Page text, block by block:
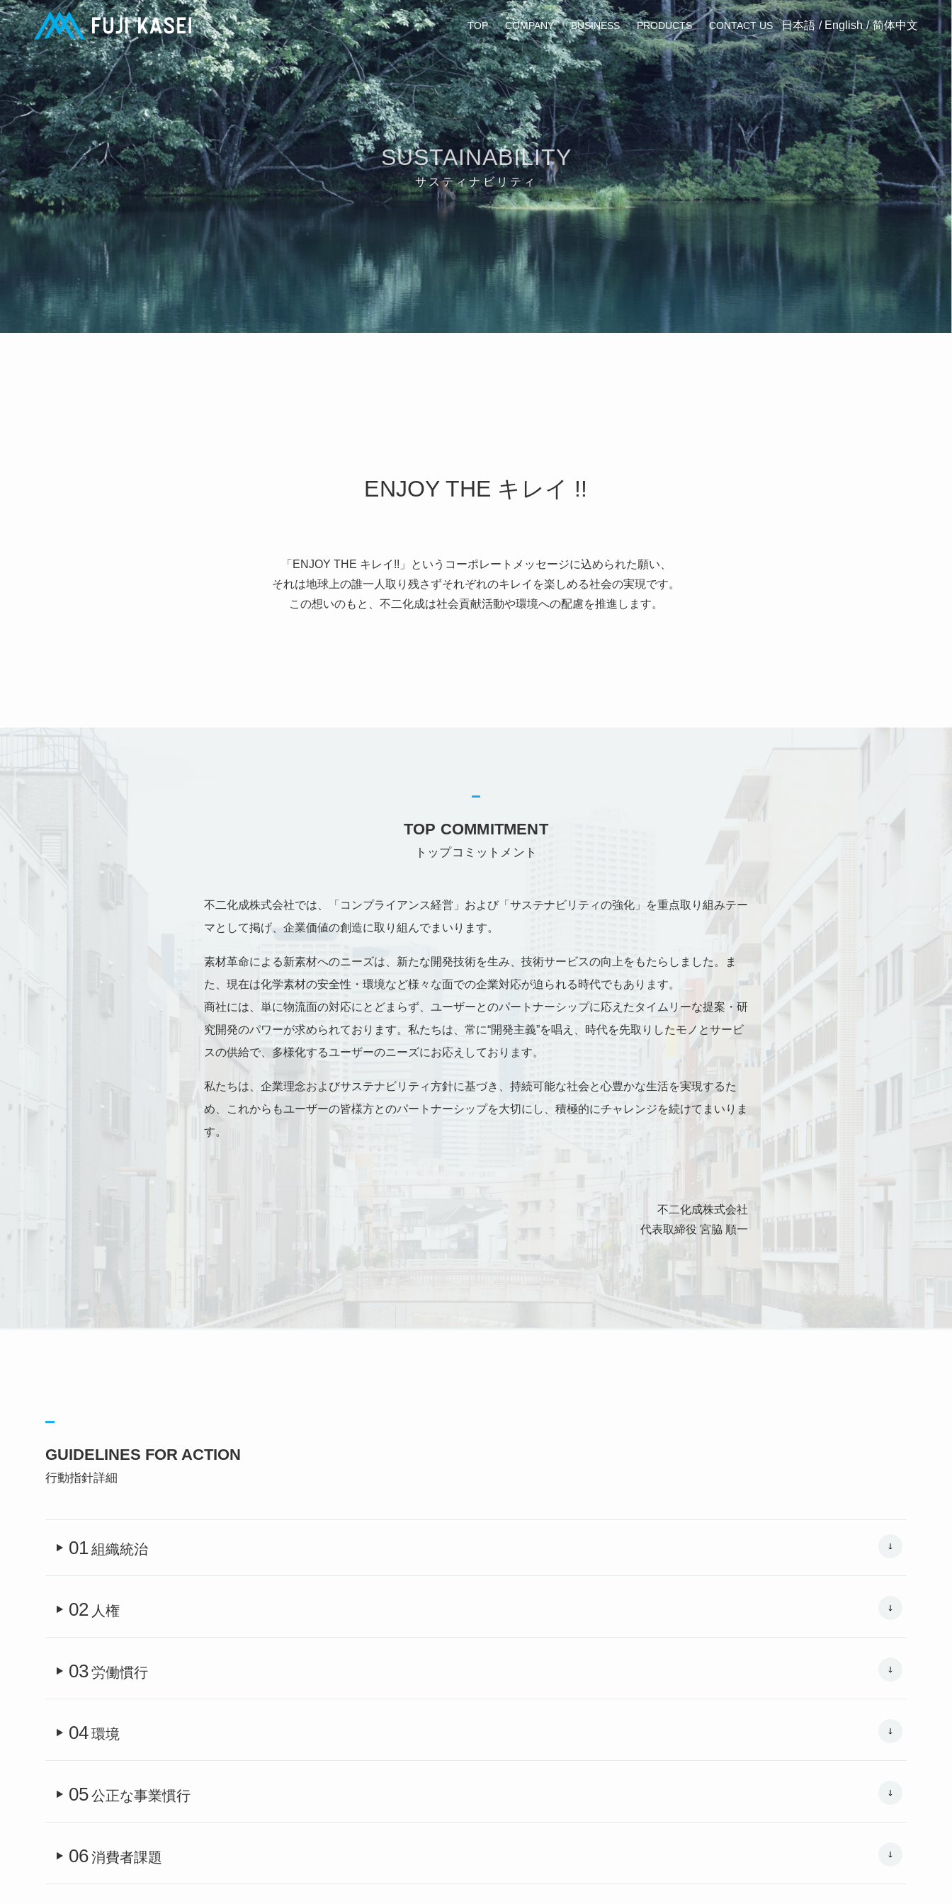
TOP COMPANY BUSINESS PRODUCTS CONTACT US English
日本語 简体中文
サスティナビリティ
SUSTAINABILITY
ENJOY THE キレイ !!
「ENJOY THE キレイ!!」というコーポレートメッセージに込められた願い、
それは地球上の誰一人取り残さずそれぞれのキレイを楽しめる社会の実現です。
この想いのもと、不二化成は社会貢献活動や環境への配慮を推進します。
TOP COMMITMENT
トップコミットメント
不二化成株式会社では、「コンプライアンス経営」および「サステナビリティの強化」を重点取り組みテー
マとして掲げ、企業価値の創造に取り組んでまいります。
素材革命による新素材へのニーズは、新たな開発技術を生み、技術サービスの向上をもたらしました。ま
た、現在は化学素材の安全性・環境など様々な面での企業対応が迫られる時代でもあります。
商社には、単に物流面の対応にとどまらず、ユーザーとのパートナーシップに応えたタイムリーな提案・研
究開発のパワーが求められております。私たちは、常に“開発主義”を唱え、時代を先取りしたモノとサービ
スの供給で、多様化するユーザーのニーズにお応えしております。
私たちは、企業理念およびサステナビリティ方針に基づき、持続可能な社会と心豊かな生活を実現するた
め、これからもユーザーの皆様方とのパートナーシップを大切にし、積極的にチャレンジを続けてまいりま
す。
不二化成株式会社
代表取締役 宮脇 順一
GUIDELINES FOR ACTION
行動指針詳細
01組織統治
02 人権
03労働慣行
04環境
05公正な事業慣行
06消費者課題